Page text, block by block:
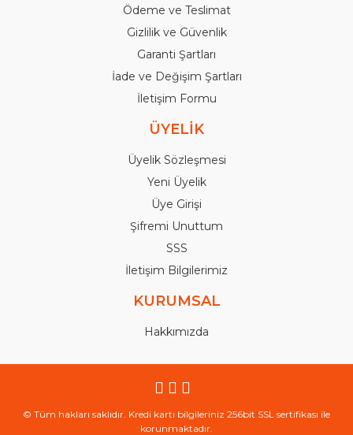
Ödeme ve Teslimat
Gizlilik ve Güvenlik
Garanti Şartları
İade ve Değişim Şartları
İletişim Formu
ÜYELİK
Üyelik Sözleşmesi
Yeni Üyelik
Üye Girişi
Şifremi Unuttum
SSS
İletişim Bilgilerimiz
KURUMSAL
Hakkımızda
© Tüm hakları saklıdır. Kredi kartı bilgileriniz 256bit SSL sertifikası ile
korunmaktadır.